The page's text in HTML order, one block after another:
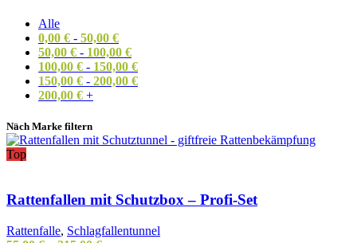
Alle
0,00 € - 50,00 €
50,00 € - 100,00 €
100,00 € - 150,00 €
150,00 € - 200,00 €
200,00 € +
Nach Marke filtern
Top
Rattenfallen mit Schutzbox – Profi-Set
Rattenfalle, Schlagfallentunnel